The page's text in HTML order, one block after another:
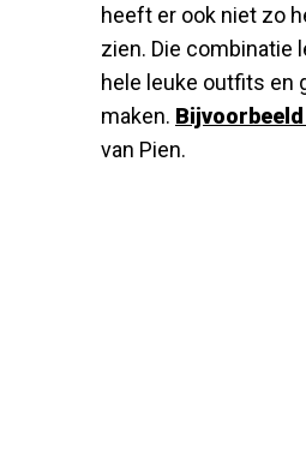
heeft er ook niet zo
zien. Die combinatie
hele leuke outfits en
maken.
van Pien.